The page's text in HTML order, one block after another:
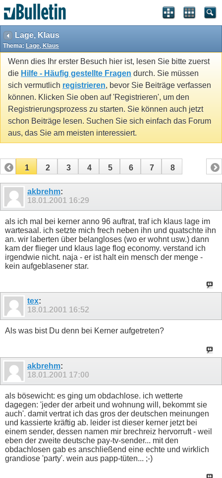
Lage, Klaus
Thema: Lage, Klaus
Wenn dies Ihr erster Besuch hier ist, lesen Sie bitte zuerst
die Hilfe - Häufig gestellte Fragen durch. Sie müssen
sich vermutlich registrieren, bevor Sie Beiträge verfassen
können. Klicken Sie oben auf 'Registrieren', um den
Registrierungsprozess zu starten. Sie können auch jetzt
schon Beiträge lesen. Suchen Sie sich einfach das Forum
aus, das Sie am meisten interessiert.
1 2 3 4 5 6 7 8
akbrehm:
18.01.2001 16:29
als ich mal bei kerner anno 96 auftrat, traf ich klaus lage im
wartesaal. ich setzte mich frech neben ihn und quatschte ihn
an. wir laberten über belangloses (wo er wohnt usw.) dann
kam der flieger und klaus lage flog economy. verstand ich
irgendwie nicht. naja - er ist halt ein mensch der menge -
kein aufgeblasener star.
tex:
18.01.2001 16:52
Als was bist Du denn bei Kerner aufgetreten?
akbrehm:
18.01.2001 17:00
als bösewicht: es ging um obdachlose. ich wetterte
dagegen: 'jeder der arbeit und wohnung will, bekommt sie
auch'. damit vertrat ich das gros der deutschen meinungen
und kassierte kräftig ab. leider ist dieser kerner jetzt bei
einem sender, dessen namen mir brechreiz hervorruft - weil
eben der zweite deutsche pay-tv-sender... mit den
obdachlosen gab es anschließend eine echte und wirklich
grandiose 'party'. wein aus papp-tüten... ;-)